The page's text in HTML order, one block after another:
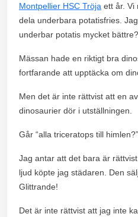
Montpellier HSC Tröja ett år. Vi
dela underbara potatisfries.
underbar potatis mycket bättre?
Mässan hade en riktigt bra
fortfarande att upptäcka om
Men det är inte rättvist att en
dinosaurier dör i utställningen.
Går “alla triceratops till himlen?”
Jag antar att det bara är
ljud köpte jag städaren. Den
Glittrande!
Det är inte rättvist att jag inte